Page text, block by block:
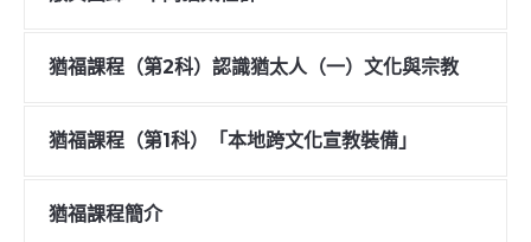
猶福課程（第2科）認識猶太人（一）文化與宗教
猶福課程（第1科）「本地跨文化宣教裝備」
猶福課程簡介